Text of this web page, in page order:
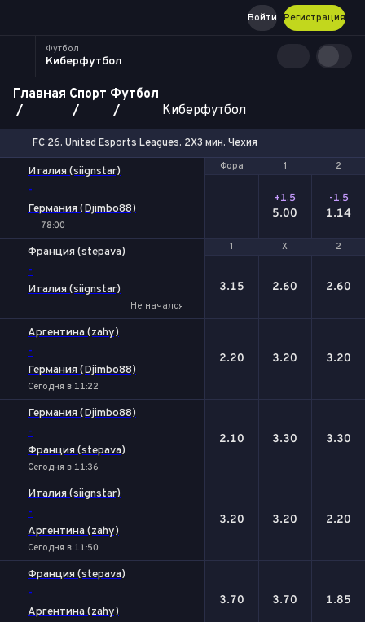
Регистрация
Войти
Футбол
Киберфутбол
Главная Спорт Футбол
Киберфутбол
FC 26. United Esports Leagues. 2X3 мин. Чехия
Фора 1 2
Италия (siignstar)
-
Германия (Djimbo88)
78:00
Фора 1 2
+1.5
5.00
-1.5
1.14
1 Х 2
Франция (stepava)
-
Италия (siignstar)
Не начался
1 Х 2
3.15 2.60 2.60
Аргентина (zahy)
-
Германия (Djimbo88)
Сегодня в 11:22
2.20 3.20 3.20
Германия (Djimbo88)
-
Франция (stepava)
Сегодня в 11:36
2.10 3.30 3.30
Италия (siignstar)
-
Аргентина (zahy)
Сегодня в 11:50
3.20 3.20 2.20
Франция (stepava)
-
Аргентина (zahy)
3.70 3.70 1.85